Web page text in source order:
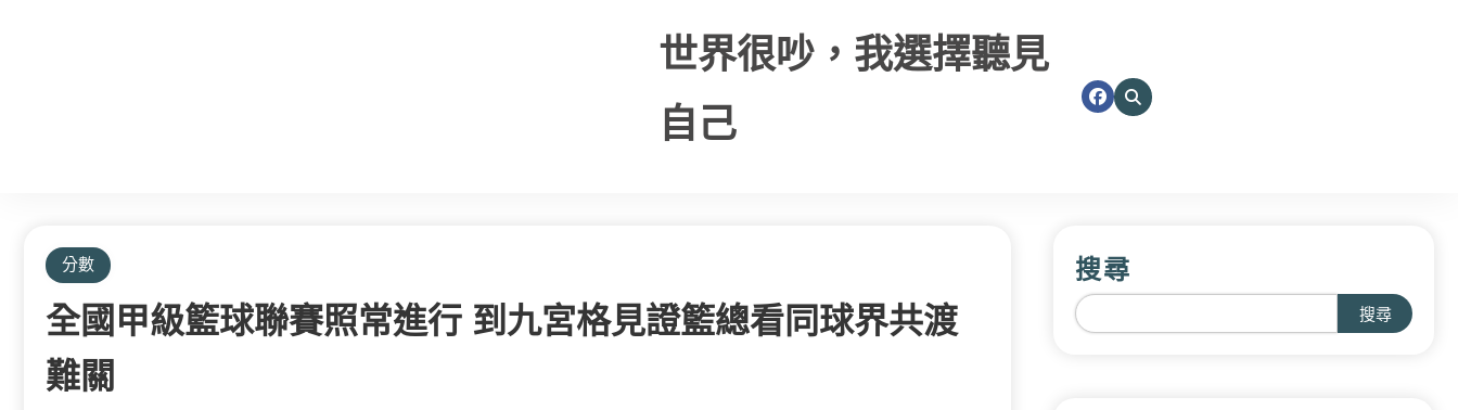
世界很吵，我選擇聽見
自己
分數
全國甲級籃球聯賽照常進行 到九宮格見證籃總看同球界共渡
難關
搜尋
搜尋